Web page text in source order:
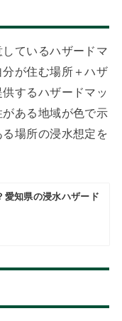
ているハザードマ
が住む場所＋ハザ
するハザードマッ
ある地域が色で示
場所の浸水想定を
愛知県の浸水ハザード